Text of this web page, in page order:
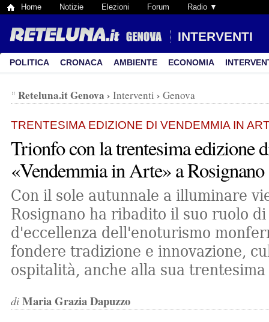
Home Notizie Elezioni Forum Radio ▼
INTERVENTI
POLITICA CRONACA AMBIENTE ECONOMIA
Reteluna.it Genova › Interventi › Genova
TRENTESIMA EDIZIONE DI VENDEMMIA IN
Trionfo con la trentesima edizione
«Vendemmia in Arte» a Rosignano
Con il sole autunnale a illuminare
Rosignano ha ribadito il suo ruolo
d'eccellenza dell'enoturismo
fondere tradizione e innovazione,
ospitalità, anche alla sua
di Maria Grazia Dapuzzo